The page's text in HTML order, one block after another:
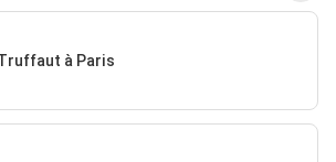
à Paris